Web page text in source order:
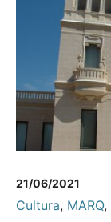
21/06/2021
Cultura, MARQ,